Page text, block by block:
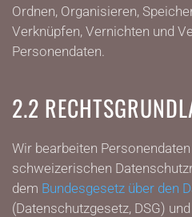
Ordnen, Organisieren,
Verknüpfen, Vernichten und
Personendaten.
2.2
Wir bearbeiten
schweizerischen
dem Bundesgesetz über den
(Datenschutzgesetz, DSG)